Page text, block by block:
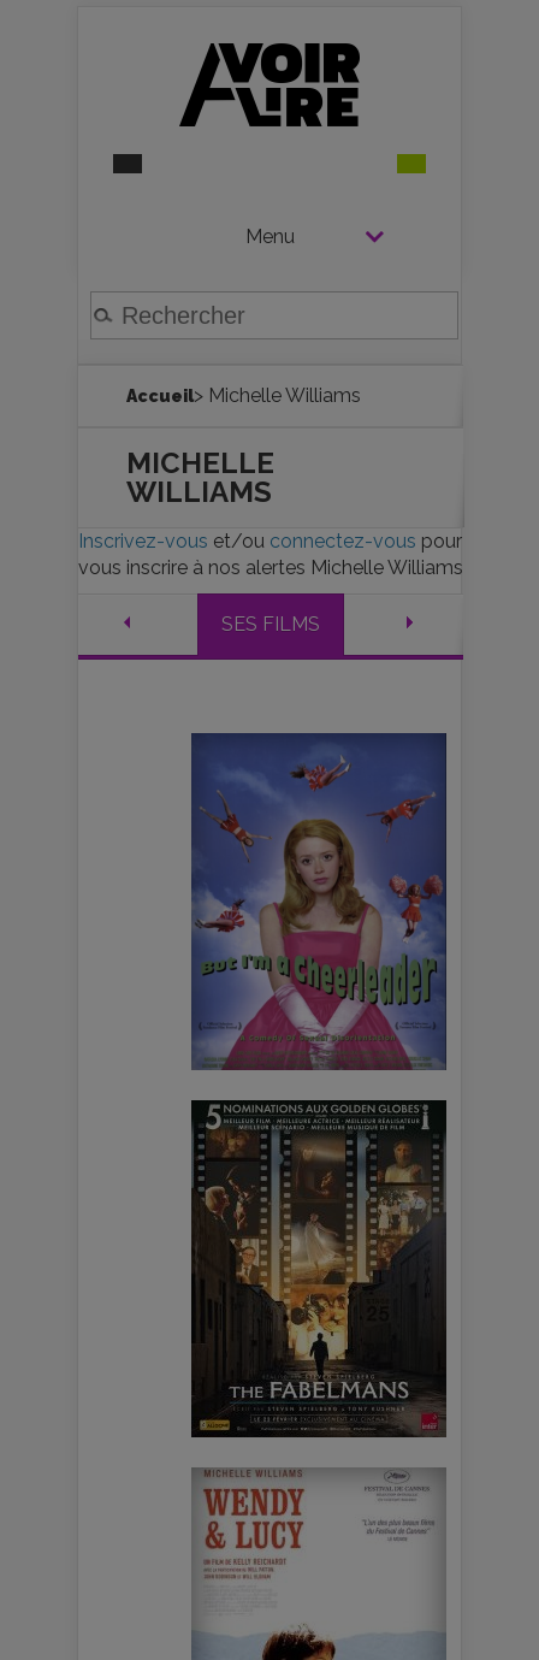
Menu
Accueil> Michelle Williams
MICHELLE
WILLIAMS
Inscrivez-vous et/ou connectez-vous pour
vous inscrire à nos alertes Michelle Williams
SES FILMS